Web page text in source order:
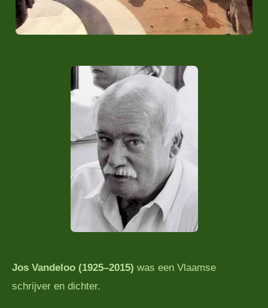
Jos Vandeloo (1925–2015) was een Vlaamse
schrijver en dichter.